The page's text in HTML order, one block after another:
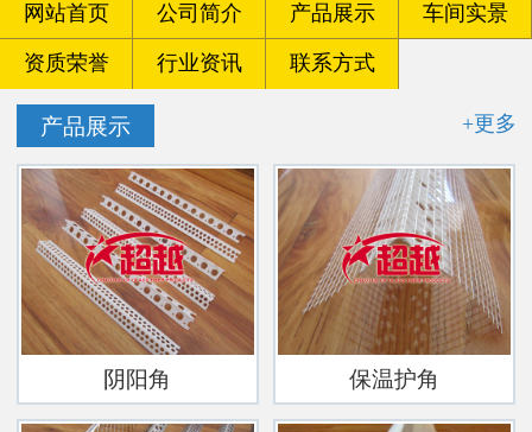
车间实景
资质荣誉
联系方式
网站首页 公司简介 产品展示 车间实景
资质荣誉 行业资讯 联系方式
产品展示 +更多
阴阳角 保温护角